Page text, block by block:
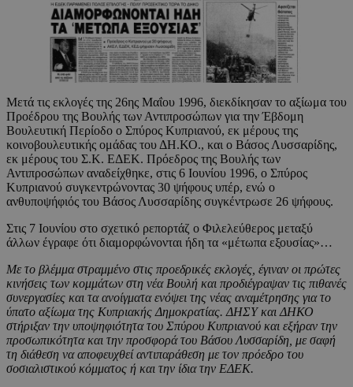
Μετά τις εκλογές της 26ης Μαΐου 1996, διεκδίκησαν το αξίωμα του
Προέδρου της Βουλής των Αντιπροσώπων για την Έβδομη
Βουλευτική Περίοδο ο Σπύρος Κυπριανού, εκ μέρους της
κοινοβουλευτικής ομάδας του ΔΗ.ΚΟ., και ο Βάσος Λυσσαρίδης,
εκ μέρους του Σ.Κ. ΕΔΕΚ. Πρόεδρος της Βουλής των
Αντιπροσώπων αναδείχθηκε, στις 6 Ιουνίου 1996, ο Σπύρος
Κυπριανού συγκεντρώνοντας 30 ψήφους υπέρ, ενώ ο
ανθυποψήφιός του Βάσος Λυσσαρίδης συγκέντρωσε 26 ψήφους.
Στις 7 Ιουνίου στο σχετικό ρεπορτάζ ο Φιλελεύθερος μεταξύ
άλλων έγραφε ότι διαμορφώνονται ήδη τα «μέτωπα εξουσίας»…
Με το βλέμμα στραμμένο στις προεδρικές εκλογές, έγιναν οι πρώτες
κινήσεις των κομμάτων στη νέα Βουλή και προδιέγραψαν τις πιθανές
συνεργασίες και τα ανοίγματα ενόψει της νέας αναμέτρησης για το
ύπατο αξίωμα της Κυπριακής Δημοκρατίας. ΔΗΣΥ και ΔΗΚΟ
στήριξαν την υποψηφιότητα του Σπύρου Κυπριανού και εξήραν την
προσωπικότητα και την προσφορά του Βάσου Λυσσαρίδη, με σαφή
τη διάθεση να αποφευχθεί αντιπαράθεση με τον πρόεδρο του
σοσιαλιστικού κόμματος ή και την ίδια την ΕΔΕΚ.